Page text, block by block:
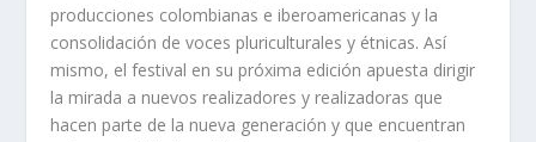
producciones colombianas e iberoamericanas y la
consolidación de voces pluriculturales y étnicas. Así
mismo, el festival en su próxima edición apuesta dirigir
la mirada a nuevos realizadores y realizadoras que
hacen parte de la nueva generación y que encuentran